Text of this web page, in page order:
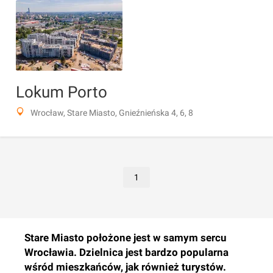
Lokum Porto
Wrocław, Stare Miasto, Gnieźnieńska 4, 6, 8
1
Stare Miasto położone jest w samym sercu
Wrocławia. Dzielnica jest bardzo popularna
wśród mieszkańców, jak również turystów.